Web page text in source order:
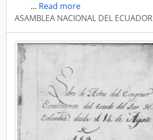
… Read more
ASAMBLEA NACIONAL DEL ECUADOR